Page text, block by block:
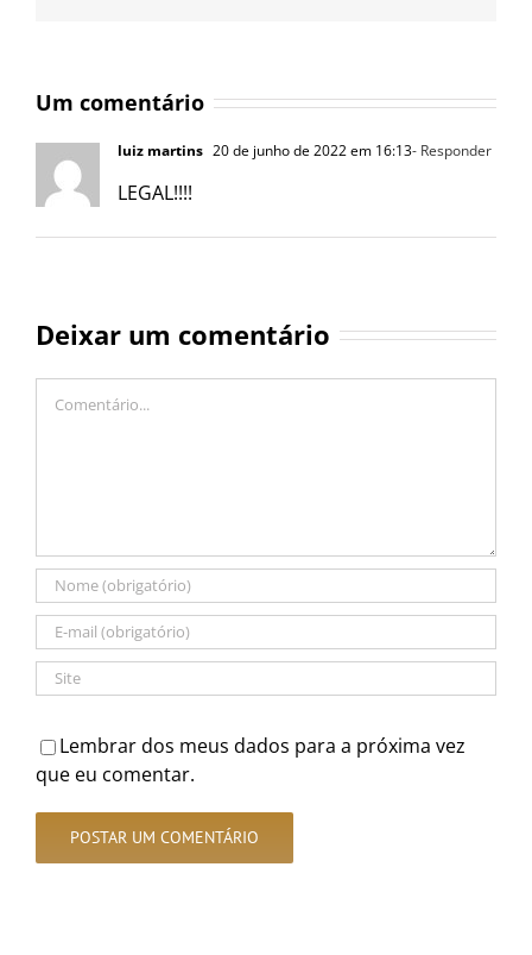
Um comentário
luiz martins 20 de junho de 2022 em 16:13- Responder
LEGAL!!!!
Deixar um comentário
Lembrar dos meus dados para a próxima vez
que eu comentar.